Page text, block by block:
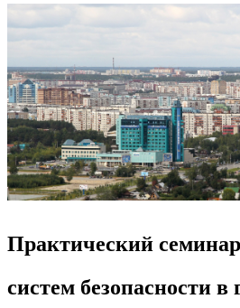
Практический
систем безопасности в